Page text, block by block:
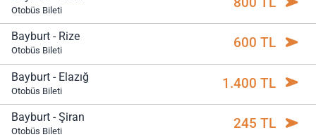
Otobüs Bileti
Bayburt - Rize
Otobüs Bileti 600 TL
Bayburt - Elazığ
Otobüs Bileti 1.400 TL
Bayburt - Şiran
Otobüs Bileti 245 TL